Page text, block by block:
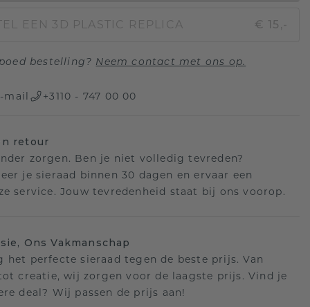
EEN 3D PLASTIC REPLICA € 15,-
bestelling? Neem contact met ons op.
mail +3110 - 747 00 00
retour
zorgen. Ben je niet volledig tevreden?
je sieraad binnen 30 dagen en ervaar een
service. Jouw tevredenheid staat bij ons voorop.
Ons Vakmanschap
het perfecte sieraad tegen de beste prijs. Van
creatie, wij zorgen voor de laagste prijs. Vind je
deal? Wij passen de prijs aan!